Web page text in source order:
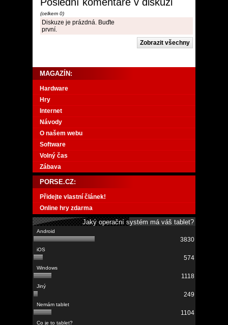
(celkem 0)
Diskuze je prázdná. Buďte
první.
MAGAZÍN:
Hardware
Hry
Internet
Návody
O našem webu
Software
Volný čas
Zábava
PORSE.CZ:
Přidejte vlastní článek!
Online hry zdarma
Jaký operační systém má váš tablet?
3830
574
1118
249
1104